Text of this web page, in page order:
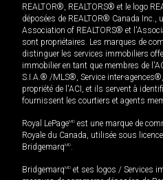
REALTOR®, REALTORS® et le logo
déposées de REALTOR® Canada Inc.,
Association of REALTORS® et
sont propriétaires. Les marques de
distinguer les services immobiliers
immobilier en tant que membres de
S.I.A.® /MLS®, Service inter-
propriété de l'ACI, et ils servent à
fournissent les courtiers et agents
Royal LePageMD est une marque de
Royale du Canada, utilisée sous
BridgemarqMD.
BridgemarqMD et ses logos / Services